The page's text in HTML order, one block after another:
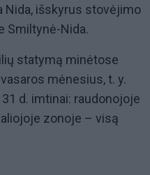
Nida, išskyrus stovėjimo
Smiltynė-Nida.
statymą minėtose
mėnesius, t. y.
d. imtinai: raudonojoje
zonoje – visą